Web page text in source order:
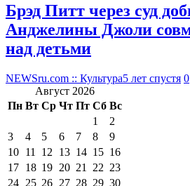
Брэд Питт через суд
Анджелины Джоли
над детьми
NEWSru.com :: Культура5 лет спустя 0
Август 2026
Пн Вт Ср Чт Пт Сб Вс
1
2
3
4 5 6 7 8
9
10 11 12 13 14 15 16
17 18 19 20 21 22 23
24 25 26 27 28 29 30